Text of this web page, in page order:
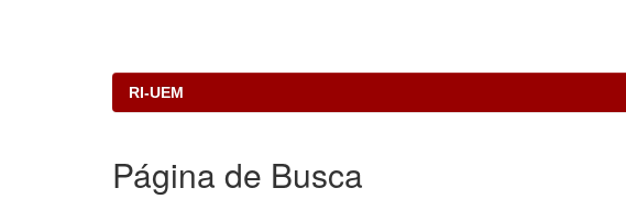
RI-UEM
Página de Busca